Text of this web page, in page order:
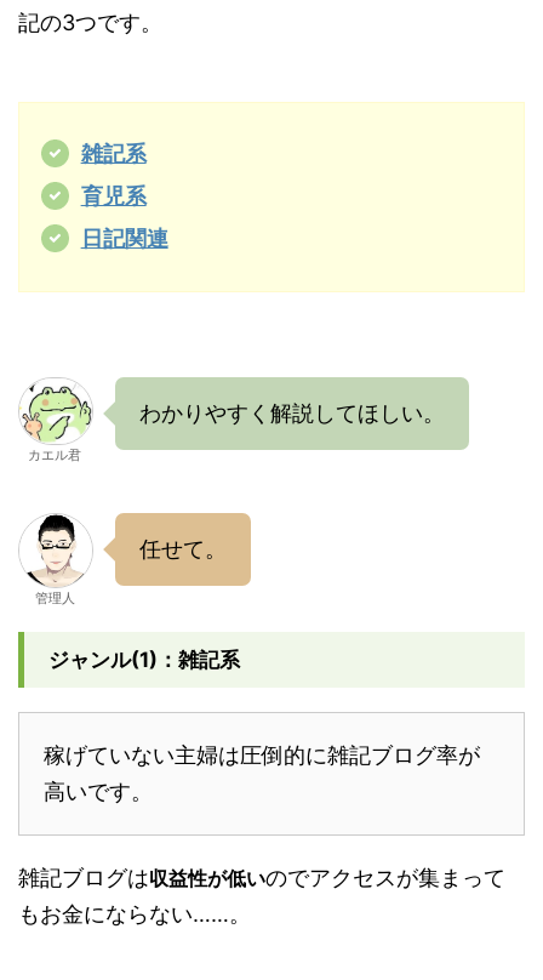
記の3つです。
雑記系
育児系
日記関連
カエル君
わかりやすく解説してほしい。
管理人
任せて。
ジャンル(1)：雑記系
稼げていない主婦は圧倒的に雑記ブログ率が
高いです。
雑記ブログは収益性が低いのでアクセスが集まって
もお金にならない……。